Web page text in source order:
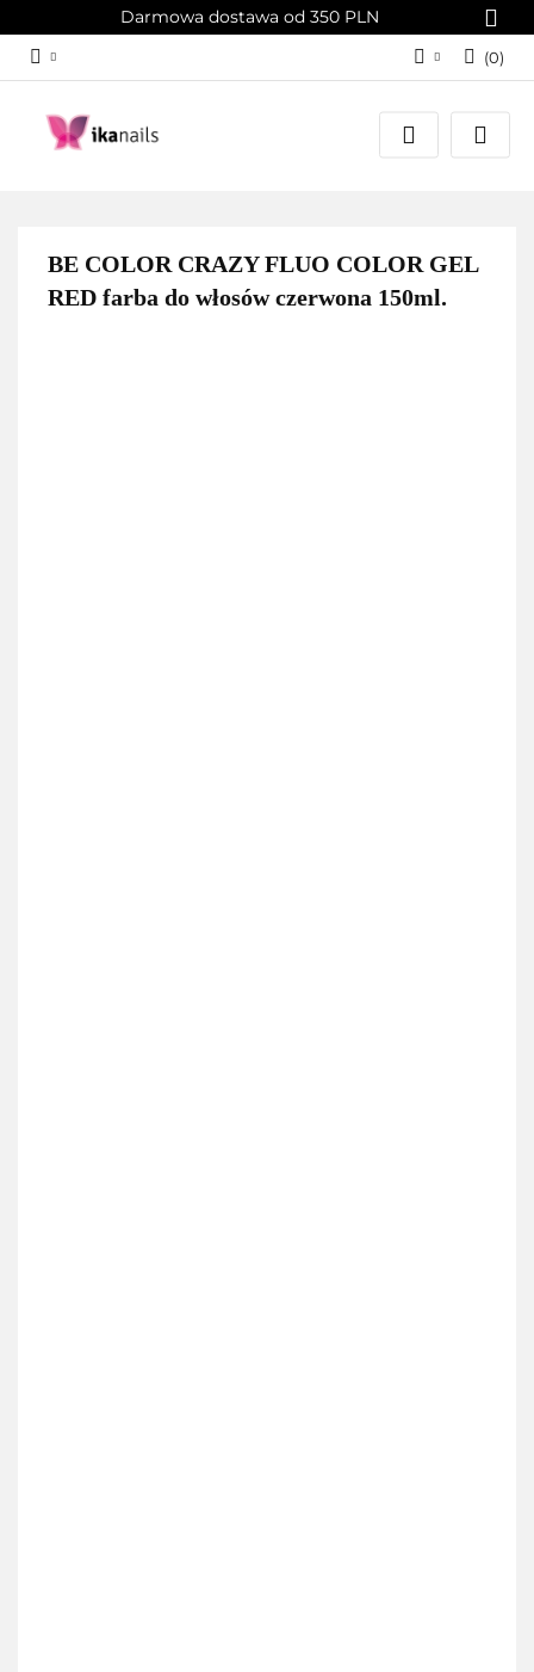
Darmowa dostawa od 350 PLN
Zaloguj się
Załóż konto
(0)
BE COLOR CRAZY FLUO COLOR GEL
RED farba do włosów czerwona 150ml.